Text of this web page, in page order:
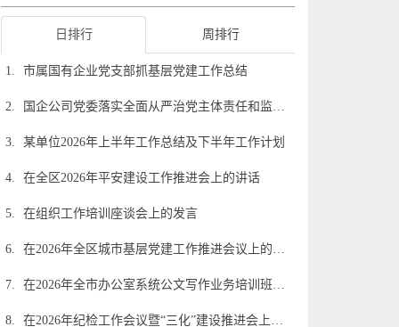
日排行 周排行
1. 市属国有企业党支部抓基层党建工作总结
2. 国企公司党委落实全面从严治党主体责任和监督责任情况报告
3. 某单位2026年上半年工作总结及下半年工作计划
4. 在全区2026年平安建设工作推进会上的讲话
5. 在组织工作培训座谈会上的发言
6. 在2026年全区城市基层党建工作推进会议上的讲话
7. 在2026年全市办公室系统公文写作业务培训班上的讲授提纲
8. 在2026年纪检工作会议暨“三化”建设推进会上的讲话